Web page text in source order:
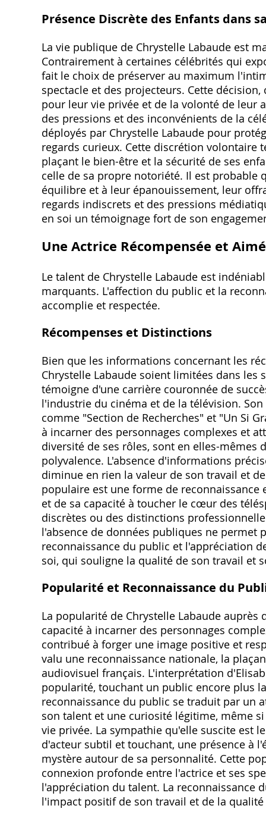
Présence Discrète des Enfants dans
La vie publique de Chrystelle Labaude est
Contrairement à certaines célébrités qui
fait le choix de préserver au maximum
spectacle et des projecteurs. Cette
pour leur vie privée et de la volonté de leur
des pressions et des inconvénients de la
déployés par Chrystelle Labaude pour
regards curieux. Cette discrétion volontaire
plaçant le bien-être et la sécurité de ses
celle de sa propre notoriété. Il est
équilibre et à leur épanouissement‚ leur
regards indiscrets et des pressions
en soi un témoignage fort de son
Une Actrice Récompensée et
Le talent de Chrystelle Labaude est
marquants. L'affection du public et la
accomplie et respectée.
Récompenses et Distinctions
Bien que les informations concernant les
Chrystelle Labaude soient limitées dans les
témoigne d'une carrière couronnée de
l'industrie du cinéma et de la télévision.
comme "Section de Recherches" et "Un Si
à incarner des personnages complexes et
diversité de ses rôles‚ sont en elles-mêmes
polyvalence. L'absence d'informations
diminue en rien la valeur de son travail et
populaire est une forme de
et de sa capacité à toucher le cœur des
discrètes ou des distinctions
l'absence de données publiques ne permet
reconnaissance du public et l'appréciation
soi‚ qui souligne la qualité de son travail et
Popularité et Reconnaissance du
La popularité de Chrystelle Labaude
capacité à incarner des personnages
contribué à forger une image positive et
valu une reconnaissance nationale‚ la
audiovisuel français. L'interprétation
popularité‚ touchant un public encore plus
reconnaissance du public se traduit par un
son talent et une curiosité légitime‚ même
vie privée. La sympathie qu'elle suscite est
d'acteur subtil et touchant‚ une présence à
mystère autour de sa personnalité. Cette
connexion profonde entre l'actrice et ses
l'appréciation du talent. La reconnaissance
l'impact positif de son travail et de la